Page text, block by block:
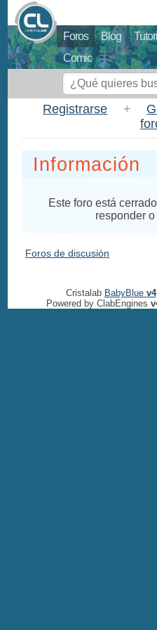
Foros Blog
Comic
Registrarse +
Información
Este foro está
responder
Foros de discusión
Cristalab BabyBlue v4
Powered by ClabEngines